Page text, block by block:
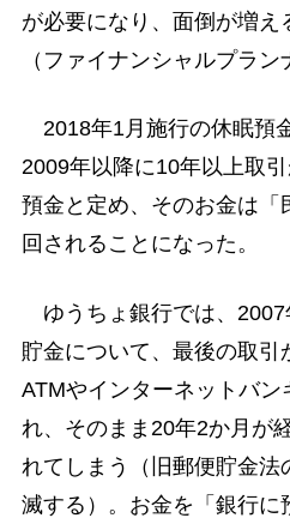
が必要になり、面倒が増え
（ファイナンシャルプラン
2018年1月施行の休眠預
2009年以降に10年以上取
預金と定め、そのお金は「
回されることになった。
ゆうちょ銀行では、2007
貯金について、最後の取引
ATMやインターネットバン
れ、そのまま20年2か月が
れてしまう（旧郵便貯金法
滅する）。お金を「銀行に